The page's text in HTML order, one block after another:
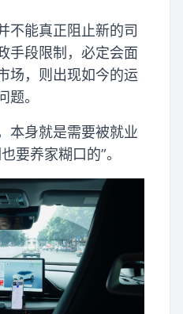
不能真正阻止新的司
手段限制，必定会面
场，则出现如今的运
题。
本身就是需要被就业
要养家糊口的”。